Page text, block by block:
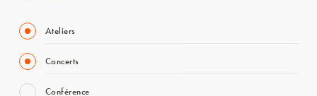
Ateliers
Concerts
Conférence